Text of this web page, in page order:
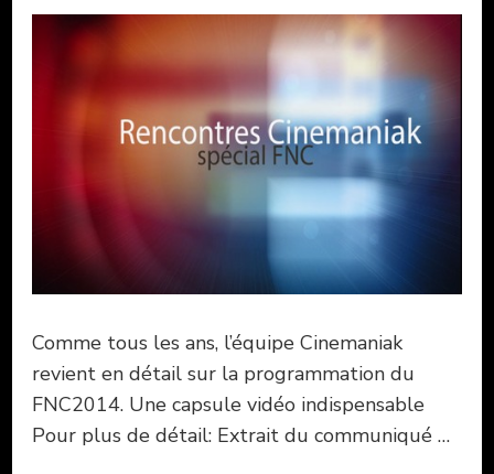
Comme tous les ans, l’équipe Cinemaniak
revient en détail sur la programmation du
FNC2014. Une capsule vidéo indispensable
Pour plus de détail: Extrait du communiqué …